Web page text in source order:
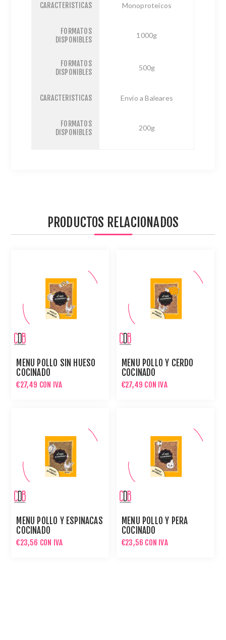
CARACTERISTICAS Monoproteicos
FORMATOS
DISPONIBLES
1000g
FORMATOS
DISPONIBLES
500g
CARACTERISTICAS Envío a Baleares
FORMATOS
DISPONIBLES
200g
PRODUCTOS RELACIONADOS
MENÚ POLLO SIN HUESO
COCINADO
€27,49 CON IVA
MENÚ POLLO Y CERDO
COCINADO
€27,49 CON IVA
MENÚ POLLO Y ESPINACAS
COCINADO
€23,56 CON IVA
MENÚ POLLO Y PERA
COCINADO
€23,56 CON IVA